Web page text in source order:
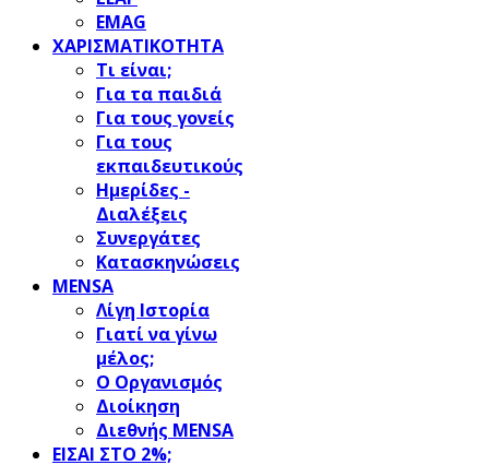
EMAG
ΧΑΡΙΣΜΑΤΙΚΟΤΗΤΑ
Τι είναι;
Για τα παιδιά
Για τους γονείς
Για τους
εκπαιδευτικούς
Ημερίδες -
Διαλέξεις
Συνεργάτες
Κατασκηνώσεις
MENSA
Λίγη Ιστορία
Γιατί να γίνω
μέλος;
Ο Οργανισμός
Διοίκηση
Διεθνής MENSA
ΕΙΣΑΙ ΣΤΟ 2%;